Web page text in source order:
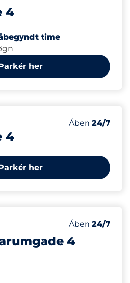
4
time
her
4
Antal
Antal pladser
22
Fredag
Åben 24/7
her
4
Antal
Ladepladser
2
Fredag
Åben 24/7